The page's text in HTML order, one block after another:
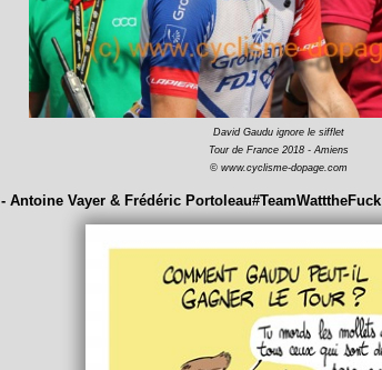
David Gaudu ignore le sifflet
Tour de France 2018 - Amiens
© www.cyclisme-dopage.com
- Antoine Vayer & Frédéric Portoleau#TeamWatttheFuck